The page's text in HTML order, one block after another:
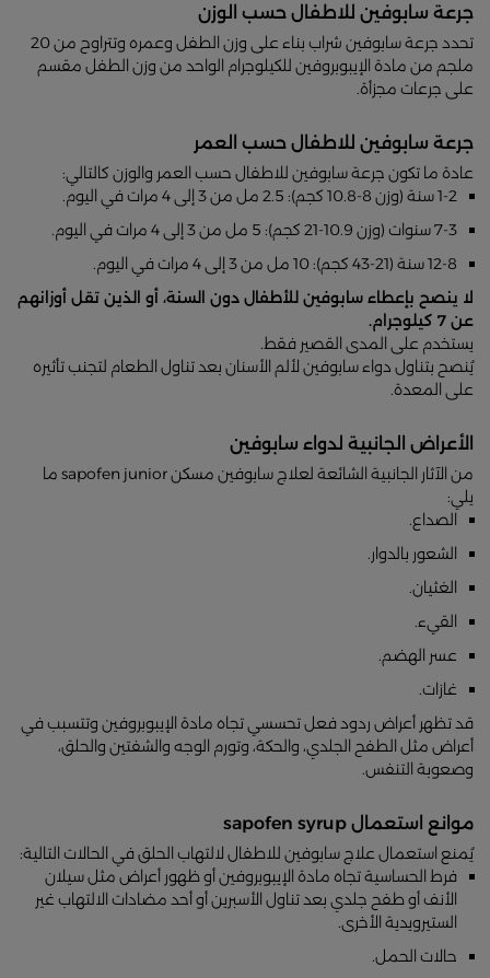
جرعة سابوفين للاطفال حسب الوزن
تحدد جرعة سابوفين شراب بناء على وزن الطفل وعمره وتتراوح من 20
ملجم من مادة الإيبوبروفين للكيلوجرام الواحد من وزن الطفل مقسم
على جرعات مجزأة.
جرعة سابوفين للاطفال حسب العمر
عادة ما تكون جرعة سابوفين للاطفال حسب العمر والوزن كالتالي:
1-2 سنة (وزن 8-10.8 كجم): 2.5 مل من 3 إلى 4 مرات في اليوم.
7-3 سنوات (وزن 10.9-21 كجم): 5 مل من 3 إلى 4 مرات في اليوم.
12-8 سنة (21-43 كجم): 10 مل من 3 إلى 4 مرات في اليوم.
لا ينصح بإعطاء سابوفين للأطفال دون السنة، أو الذين تقل أوزانهم
عن 7 كيلوجرام.
يستخدم على المدى القصير فقط.
يُنصح بتناول دواء سابوفين لألم الأسنان بعد تناول الطعام لتجنب تأثيره
على المعدة.
الأعراض الجانبية لدواء سابوفين
من الآثار الجانبية الشائعة لعلاج سابوفين مسكن sapofen junior ما
يلي:
الصداع.
الشعور بالدوار.
الغثيان.
القيء.
عسر الهضم.
غازات.
قد تظهر أعراض ردود فعل تحسسي تجاه مادة الإيبوبروفين وتتسبب في
أعراض مثل الطفح الجلدي، والحكة، وتورم الوجه والشفتين والحلق،
وصعوبة التنفس.
موانع استعمال sapofen syrup
يُمنع استعمال علاج سابوفين للاطفال لالتهاب الحلق في الحالات التالية:
فرط الحساسية تجاه مادة الإيبوبروفين أو ظهور أعراض مثل سيلان
الأنف أو طفح جلدي بعد تناول الأسبرين أو أحد مضادات الالتهاب غير
الستيرويدية الأخرى.
حالات الحمل.